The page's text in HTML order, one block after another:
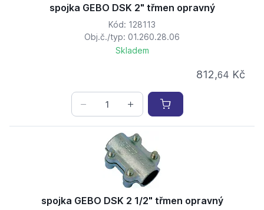
spojka GEBO DSK 2" třmen opravný
Kód: 128113
Obj.č./typ: 01.260.28.06
Skladem
812,64 Kč
spojka GEBO DSK 2 1/2" třmen opravný